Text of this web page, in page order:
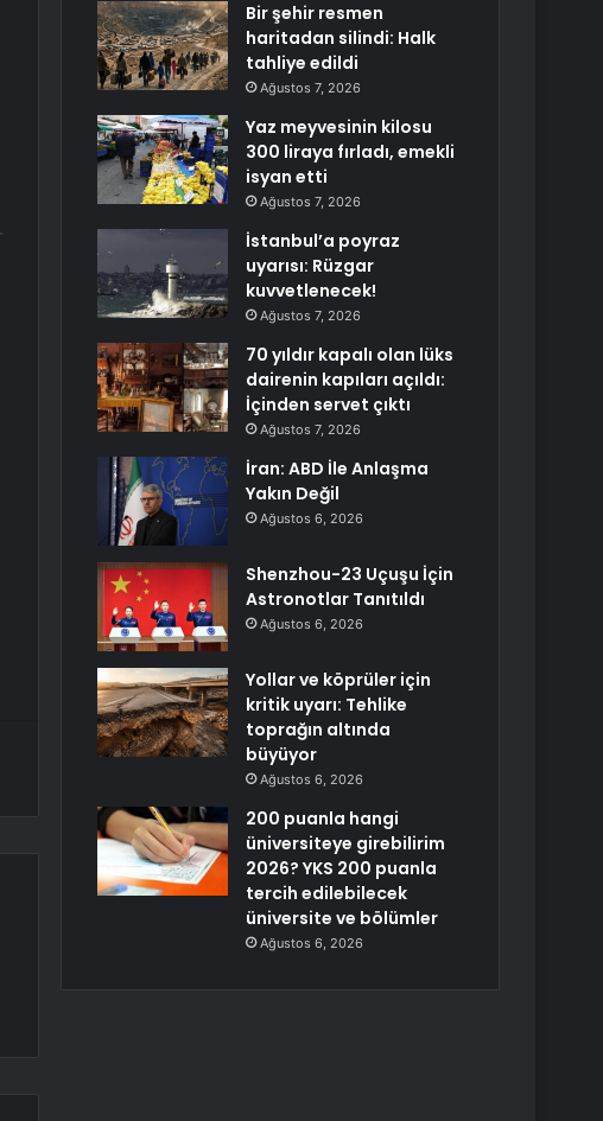
Bir şehir resmen
haritadan silindi: Halk
tahliye edildi
Ağustos 7, 2026
Yaz meyvesinin kilosu
300 liraya fırladı, emekli
isyan etti
Ağustos 7, 2026
İstanbul’a poyraz
uyarısı: Rüzgar
kuvvetlenecek!
Ağustos 7, 2026
70 yıldır kapalı olan lüks
dairenin kapıları açıldı:
İçinden servet çıktı
Ağustos 7, 2026
İran: ABD İle Anlaşma
Yakın Değil
Ağustos 6, 2026
Shenzhou-23 Uçuşu İçin
Astronotlar Tanıtıldı
Ağustos 6, 2026
Yollar ve köprüler için
kritik uyarı: Tehlike
toprağın altında
büyüyor
Ağustos 6, 2026
200 puanla hangi
üniversiteye girebilirim
2026? YKS 200 puanla
tercih edilebilecek
üniversite ve bölümler
Ağustos 6, 2026